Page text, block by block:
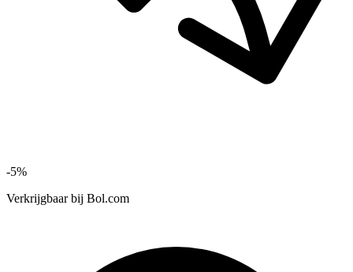
-5%
Verkrijgbaar bij Bol.com